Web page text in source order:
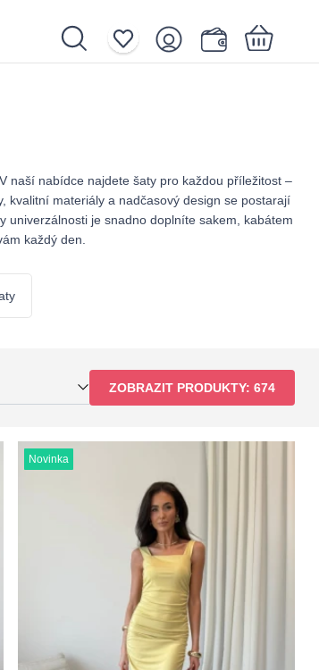
naší nabídce najdete šaty pro každou příležitost –
kvalitní materiály a nadčasový design se postarají
univerzálnosti je snadno doplníte sakem, kabátem
každý den.
ZOBRAZIT PRODUKTY: 674
Novinka